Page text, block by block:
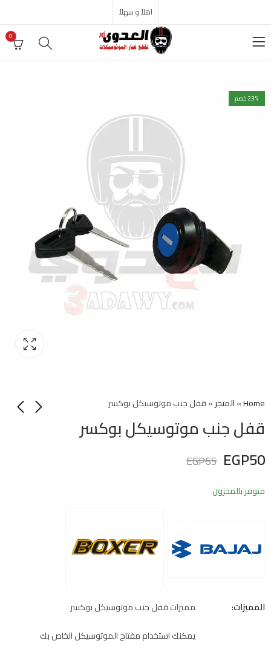
اهلاً و سهلاً
0
23% خصم
Home
»المتجر»قفل جنب موتوسيكل بوكسر
قفل جنب موتوسيكل بوكسر
EGP50
EGP65
متوفر بالمخزون
المميزات:
مميزات قفل جنب موتوسيكل بوكسر
يمكنك استخدام مفتاح الموتوسيكل الخاص بك